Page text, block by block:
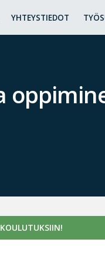
YHTEYSTIEDOT